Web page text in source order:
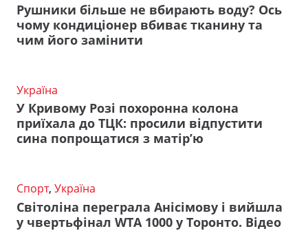
Рушники більше не вбирають воду? Ось
чому кондиціонер вбиває тканину та
чим його замінити
Україна
У Кривому Розі похоронна колона
приїхала до ТЦК: просили відпустити
сина попрощатися з матір’ю
Спорт, Україна
Світоліна переграла Анісімову і вийшла
у чвертьфінал WTA 1000 у Торонто. Відео